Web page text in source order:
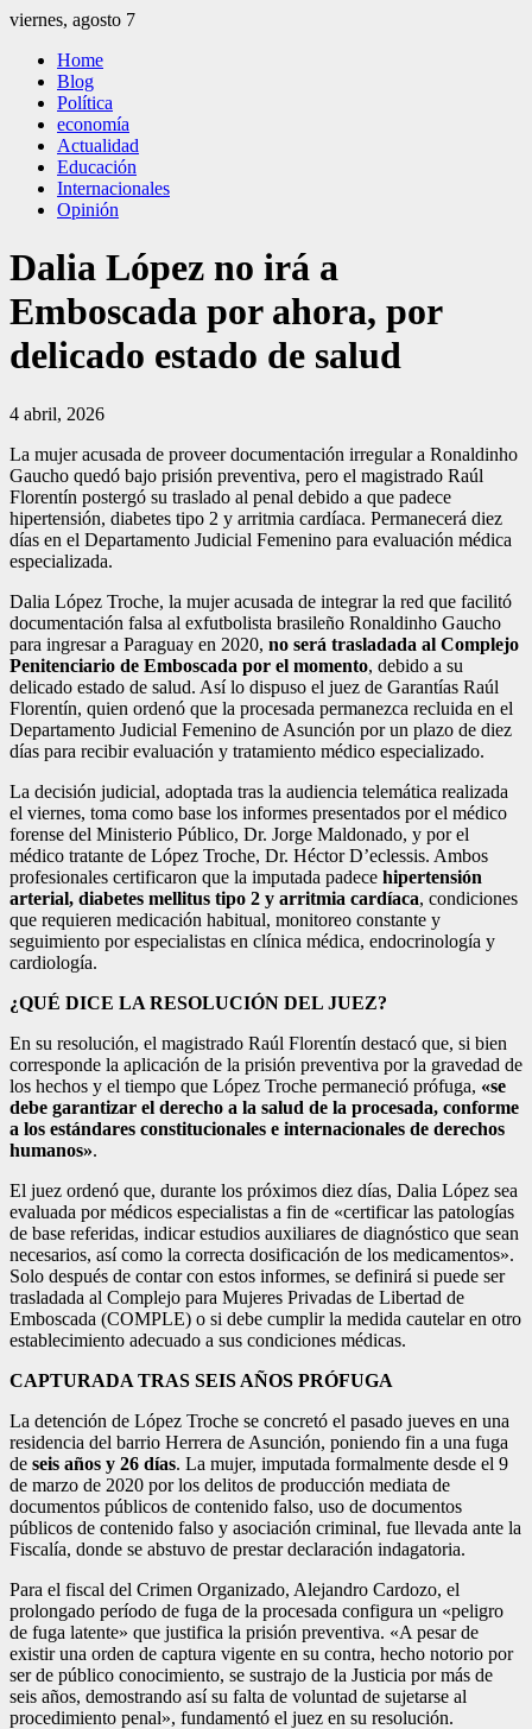
Saltar
contenido
viernes, agosto 7
El Independiente
El independiente Libre y Transparente
Home
Blog
Política
economía
Actualidad
Educación
Internacionales
Opinión
Dalia López no irá a
Emboscada por ahora, por
delicado estado de salud
4 abril, 2026
La mujer acusada de proveer documentación irregular a Ronaldinho
Gaucho quedó bajo prisión preventiva, pero el magistrado Raúl
Florentín postergó su traslado al penal debido a que padece
hipertensión, diabetes tipo 2 y arritmia cardíaca. Permanecerá diez
días en el Departamento Judicial Femenino para evaluación médica
especializada.
Dalia López Troche, la mujer acusada de integrar la red que facilitó
documentación falsa al exfutbolista brasileño Ronaldinho Gaucho
para ingresar a Paraguay en 2020, no será trasladada al Complejo
Penitenciario de Emboscada por el momento, debido a su
delicado estado de salud. Así lo dispuso el juez de Garantías Raúl
Florentín, quien ordenó que la procesada permanezca recluida en el
Departamento Judicial Femenino de Asunción por un plazo de diez
días para recibir evaluación y tratamiento médico especializado.
La decisión judicial, adoptada tras la audiencia telemática realizada
el viernes, toma como base los informes presentados por el médico
forense del Ministerio Público, Dr. Jorge Maldonado, y por el
médico tratante de López Troche, Dr. Héctor D’eclessis. Ambos
profesionales certificaron que la imputada padece hipertensión
arterial, diabetes mellitus tipo 2 y arritmia cardíaca, condiciones
que requieren medicación habitual, monitoreo constante y
seguimiento por especialistas en clínica médica, endocrinología y
cardiología.
¿QUÉ DICE LA RESOLUCIÓN DEL JUEZ?
En su resolución, el magistrado Raúl Florentín destacó que, si bien
corresponde la aplicación de la prisión preventiva por la gravedad de
los hechos y el tiempo que López Troche permaneció prófuga, «se
debe garantizar el derecho a la salud de la procesada, conforme
a los estándares constitucionales e internacionales de derechos
humanos».
El juez ordenó que, durante los próximos diez días, Dalia López sea
evaluada por médicos especialistas a fin de «certificar las patologías
de base referidas, indicar estudios auxiliares de diagnóstico que sean
necesarios, así como la correcta dosificación de los medicamentos».
Solo después de contar con estos informes, se definirá si puede ser
trasladada al Complejo para Mujeres Privadas de Libertad de
Emboscada (COMPLE) o si debe cumplir la medida cautelar en otro
establecimiento adecuado a sus condiciones médicas.
CAPTURADA TRAS SEIS AÑOS PRÓFUGA
La detención de López Troche se concretó el pasado jueves en una
residencia del barrio Herrera de Asunción, poniendo fin a una fuga
de seis años y 26 días. La mujer, imputada formalmente desde el 9
de marzo de 2020 por los delitos de producción mediata de
documentos públicos de contenido falso, uso de documentos
públicos de contenido falso y asociación criminal, fue llevada ante la
Fiscalía, donde se abstuvo de prestar declaración indagatoria.
Para el fiscal del Crimen Organizado, Alejandro Cardozo, el
prolongado período de fuga de la procesada configura un «peligro
de fuga latente» que justifica la prisión preventiva. «A pesar de
existir una orden de captura vigente en su contra, hecho notorio por
ser de público conocimiento, se sustrajo de la Justicia por más de
seis años, demostrando así su falta de voluntad de sujetarse al
procedimiento penal», fundamentó el juez en su resolución.